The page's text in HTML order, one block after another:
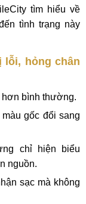
tìm hiểu về
tình trạng này
lỗi, hỏng chân
hơn bình thường.
gốc đổi sang
chỉ hiện biểu
nguồn.
sạc mà không